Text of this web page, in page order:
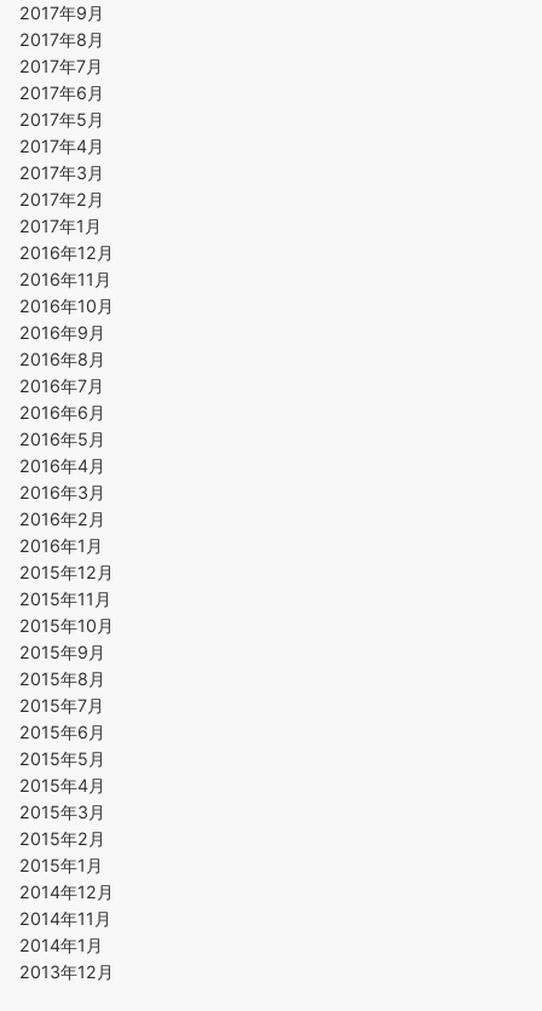
2017年9月
2017年8月
2017年7月
2017年6月
2017年5月
2017年4月
2017年3月
2017年2月
2017年1月
2016年12月
2016年11月
2016年10月
2016年9月
2016年8月
2016年7月
2016年6月
2016年5月
2016年4月
2016年3月
2016年2月
2016年1月
2015年12月
2015年11月
2015年10月
2015年9月
2015年8月
2015年7月
2015年6月
2015年5月
2015年4月
2015年3月
2015年2月
2015年1月
2014年12月
2014年11月
2014年1月
2013年12月